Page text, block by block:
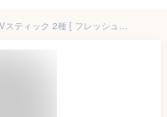
【期間限定 50％OFF 】 Todays Cosme UVスティック 2種 [ フレッシュUVサンバーム, シャインUVサンバーム ] 日焼け止め UVスティック フレッシュUVサンバーム&シャインUVサンバーム Today's Cosme スキンケア 訳あり